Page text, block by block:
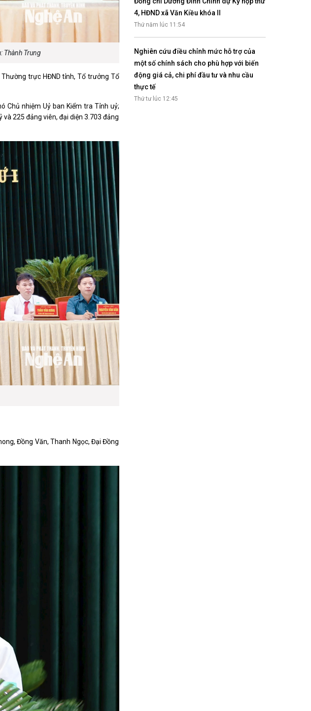
Đại biểu nhân dân
Thành Trung
Thường trực HĐND tỉnh, Tổ trưởng Tổ
Chủ nhiệm Uỷ ban Kiểm tra Tỉnh uỷ;
225 đảng viên, đại diện 3.703 đảng
Đồng Văn, Thanh Ngọc, Đại Đồng
4, HĐND xã Văn Kiều khóa II
Thứ năm lúc 11:54
Nghiên cứu điều chỉnh mức hỗ trợ của
một số chính sách cho phù hợp với biến
động giá cả, chi phí đầu tư và nhu cầu
thực tế
Thứ tư lúc 12:45